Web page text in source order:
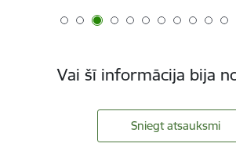
Vai šī informācija bija
Sniegt atsauksmi